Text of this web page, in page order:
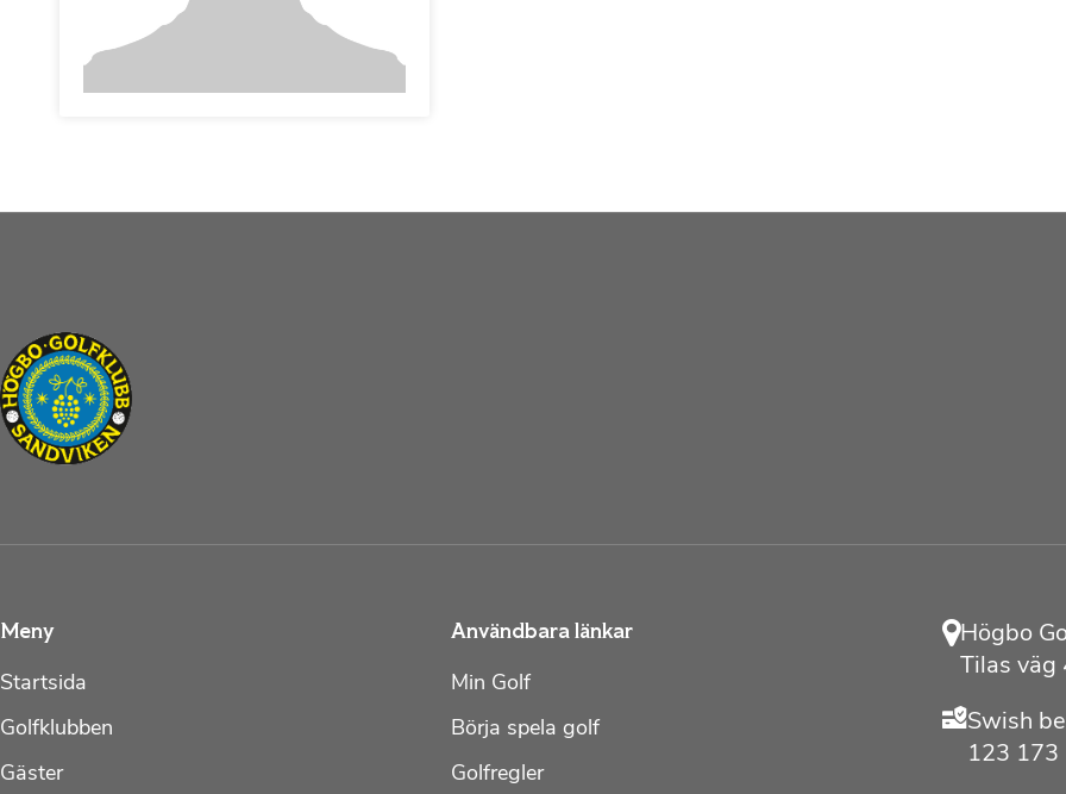
Meny
Startsida
Golfklubben
Gäster
Användbara länkar
Min Golf
Börja spela golf
Golfregler
Högbo
Tilas väg
Swish
123